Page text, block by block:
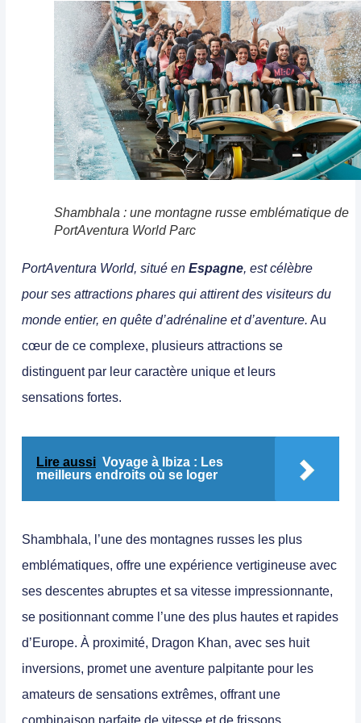
Shambhala : une montagne russe emblématique de
PortAventura World Parc
PortAventura World, situé en Espagne, est célèbre
pour ses attractions phares qui attirent des visiteurs du
monde entier, en quête d’adrénaline et d’aventure. Au
cœur de ce complexe, plusieurs attractions se
distinguent par leur caractère unique et leurs
sensations fortes.
Lire aussi Voyage à Ibiza : Les
meilleurs endroits où se loger
Shambhala, l’une des montagnes russes les plus
emblématiques, offre une expérience vertigineuse avec
ses descentes abruptes et sa vitesse impressionnante,
se positionnant comme l’une des plus hautes et rapides
d’Europe. À proximité, Dragon Khan, avec ses huit
inversions, promet une aventure palpitante pour les
amateurs de sensations extrêmes, offrant une
combinaison parfaite de vitesse et de frissons.